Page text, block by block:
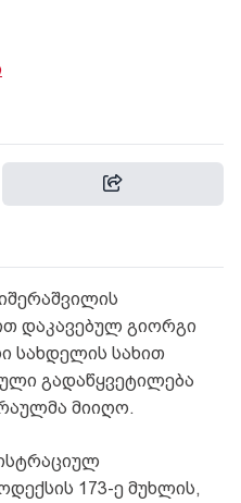
დაკავებულ გიორგი
სახდელის სახით
გადაწყვეტილება
მიიღო.
173-ე მუხლის,